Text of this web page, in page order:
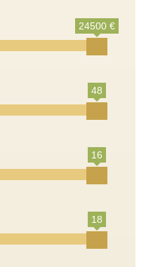
24500 €
48
16
18